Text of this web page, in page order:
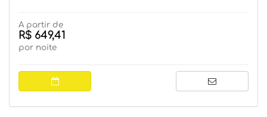
A partir de
R$ 649,41
por noite